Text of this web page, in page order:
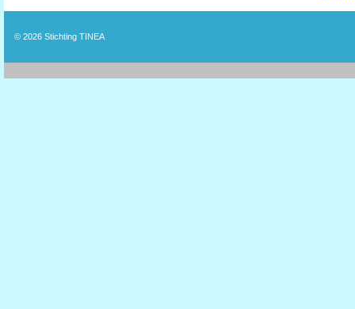
© 2026 Stichting TINEA